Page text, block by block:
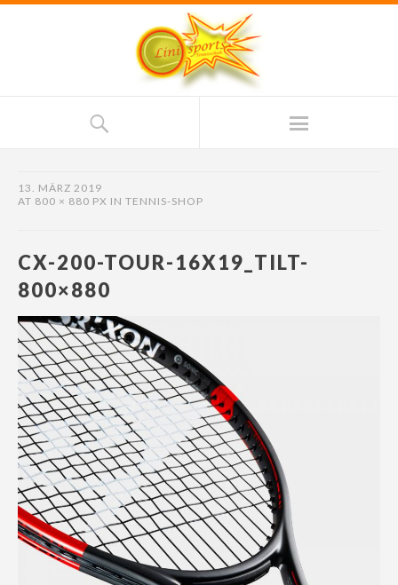
13. MÄRZ 2019
AT 800 × 880 PX IN TENNIS-SHOP
CX-200-TOUR-16X19_TILT-
800×880